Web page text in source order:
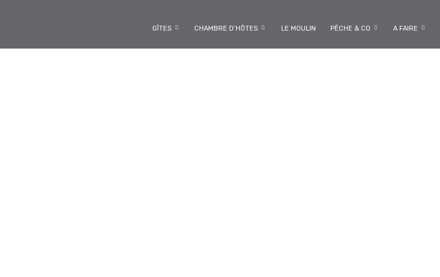
GÎTES CHAMBRE D’HÔTES LE MOULIN PÊCHE & CO A FAIRE